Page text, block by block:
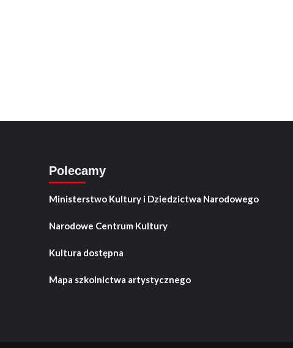
Polecamy
Ministerstwo Kultury i Dziedzictwa Narodowego
Narodowe Centrum Kultury
Kultura dostępna
Mapa szkolnictwa artystycznego